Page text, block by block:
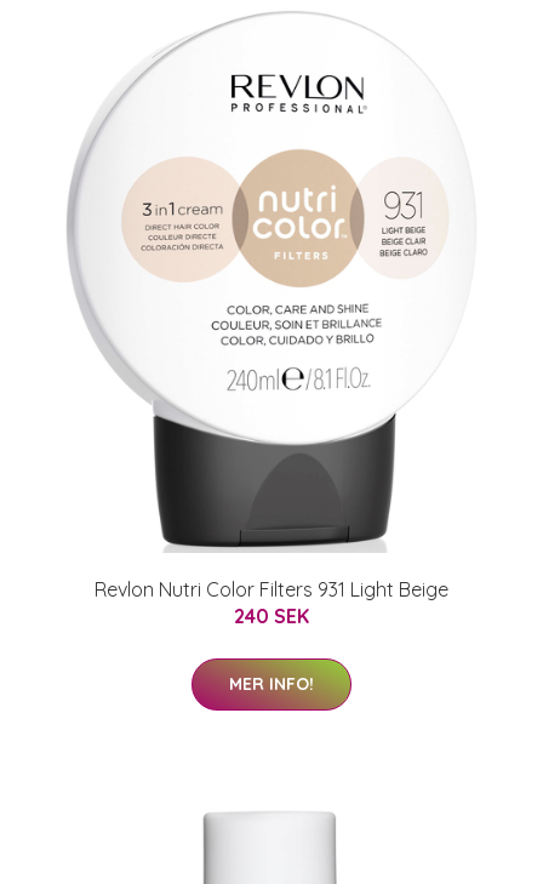
Revlon Nutri Color Filters 931 Light Beige
240 SEK
MER INFO!